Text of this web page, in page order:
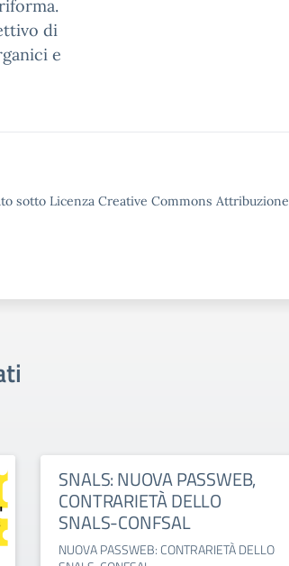
di
e
sotto Licenza Creative Commons
SNALS: NUOVA PASSWEB,
CONTRARIETÀ DELLO
SNALS-CONFSAL
NUOVA PASSWEB: CONTRARIETÀ DELLO